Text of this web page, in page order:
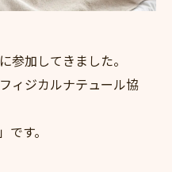
参加してきました。
ィジカルナテュール協
す。